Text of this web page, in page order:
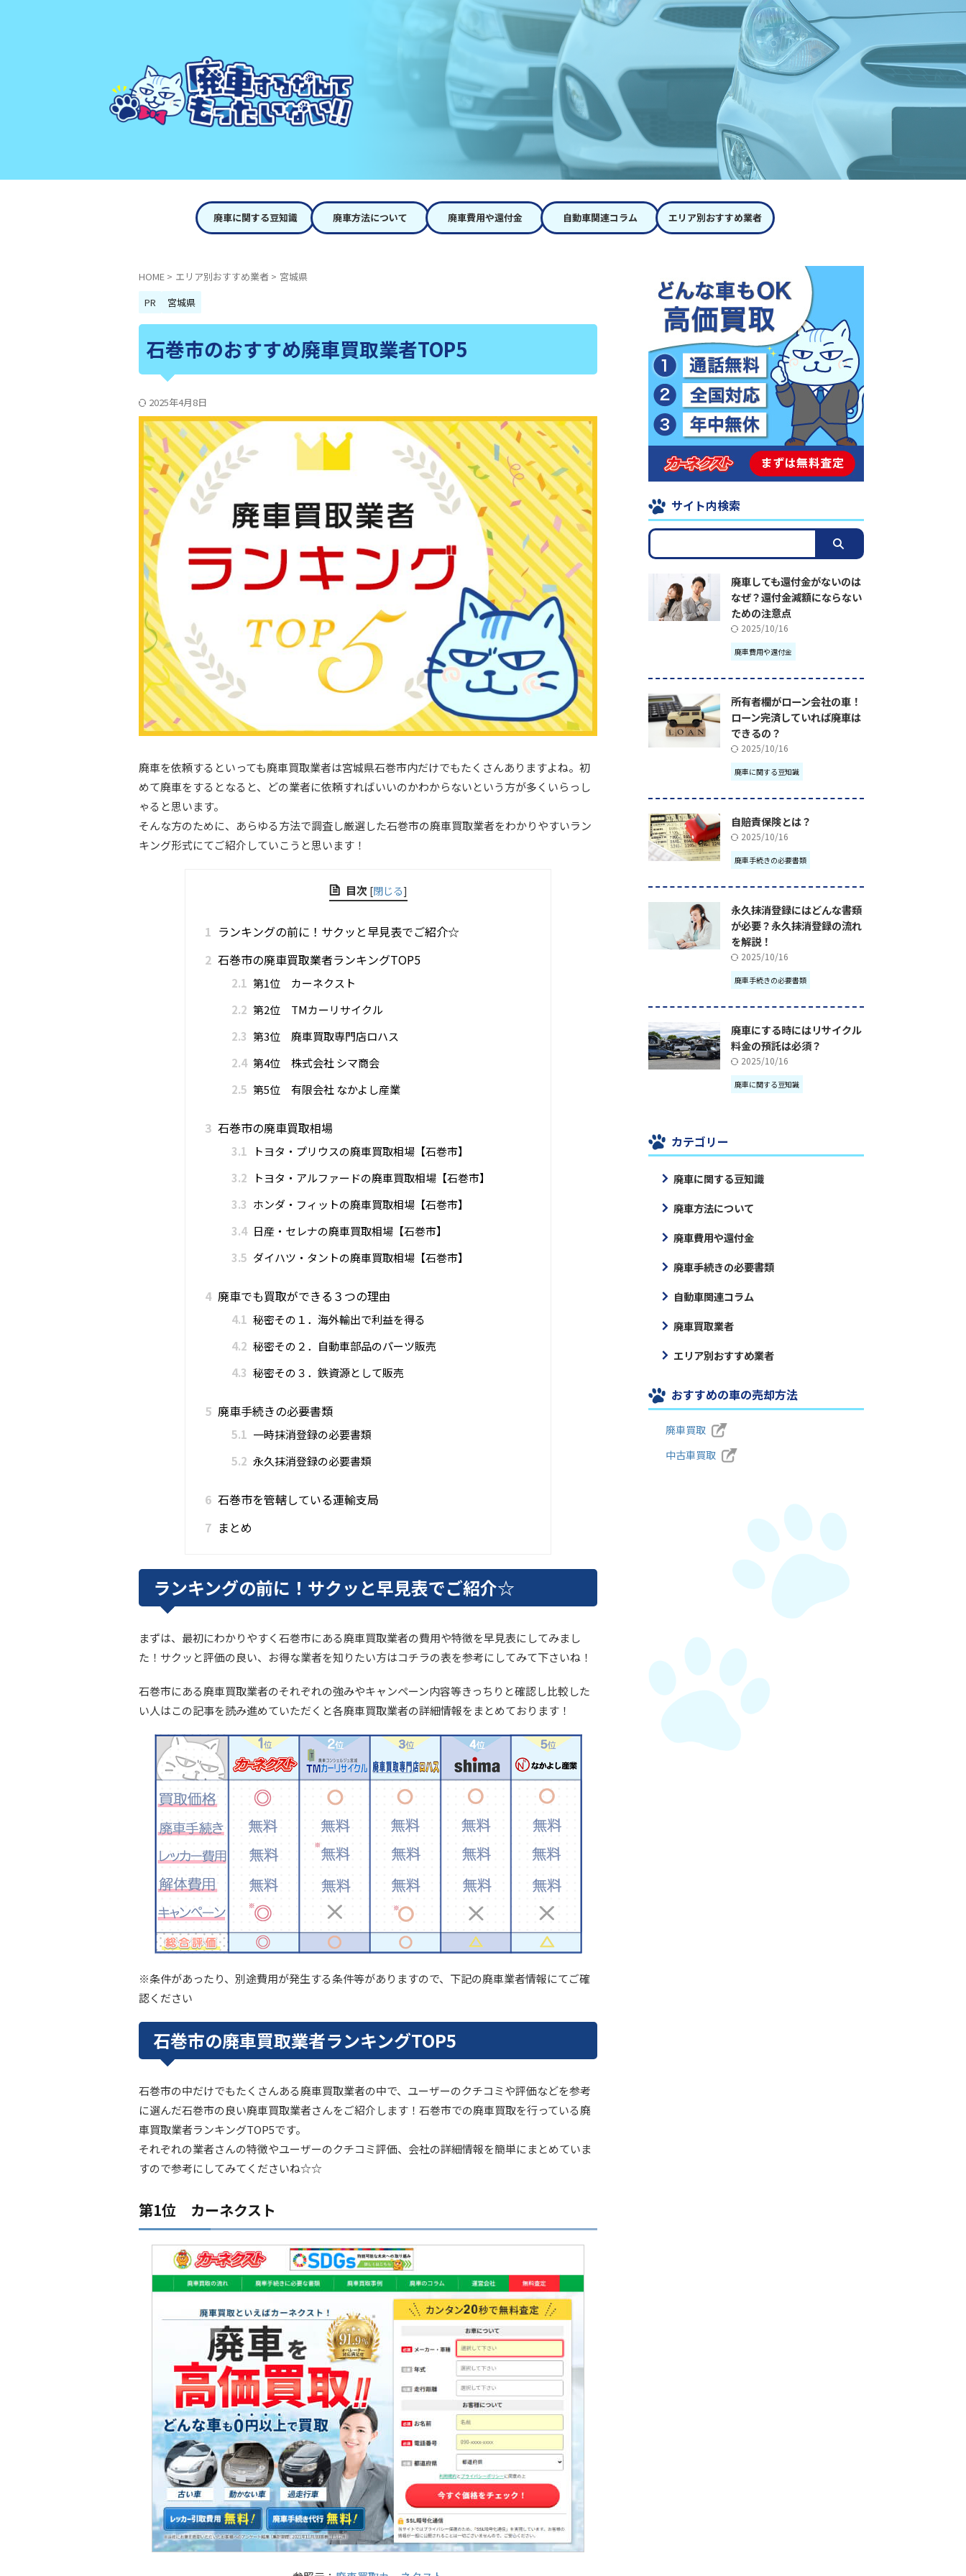
廃車に関する豆知識 廃車方法について 廃車費用や還付金 自動車関連コラム エリア別おすすめ業者
HOME > エリア別おすすめ業者 > 宮城県
PR
宮城県
石巻市のおすすめ廃車買取業者TOP5
2025年4月8日
廃車を依頼するといっても廃車買取業者は宮城県石巻市内だけでもたくさんありますよね。初
めて廃車をするとなると、どの業者に依頼すればいいのかわからないという方が多くいらっし
ゃると思います。
そんな方のために、あらゆる方法で調査し厳選した石巻市の廃車買取業者をわかりやすいラン
キング形式にてご紹介していこうと思います！
目次 [閉じる]
1 ランキングの前に！サクッと早見表でご紹介☆
2 石巻市の廃車買取業者ランキングTOP5
2.1 第1位 カーネクスト
2.2 第2位 TMカーリサイクル
2.3 第3位 廃車買取専門店ロハス
2.4 第4位 株式会社 シマ商会
2.5 第5位 有限会社 なかよし産業
3 石巻市の廃車買取相場
3.1
トヨタ・プリウスの廃車買取相場【石巻市】
3.2
トヨタ・アルファードの廃車買取相場【石巻市】
3.3 ホンダ・フィットの廃車買取相場【石巻市】
3.4 日産・セレナの廃車買取相場【石巻市】
3.5 ダイハツ・タントの廃車買取相場【石巻市】
4 廃車でも買取ができる３つの理由
4.1 秘密その１．海外輸出で利益を得る
4.2 秘密その２．自動車部品のパーツ販売
4.3 秘密その３．鉄資源として販売
5 廃車手続きの必要書類
5.1 一時抹消登録の必要書類
5.2 永久抹消登録の必要書類
6 石巻市を管轄している運輸支局
7 まとめ
ランキングの前に！サクッと早見表でご紹介☆
まずは、最初にわかりやすく石巻市にある廃車買取業者の費用や特徴を早見表にしてみまし
た！サクッと評価の良い、お得な業者を知りたい方はコチラの表を参考にしてみて下さいね！
石巻市にある廃車買取業者のそれぞれの強みやキャンペーン内容等きっちりと確認し比較した
い人はこの記事を読み進めていただくと各廃車買取業者の詳細情報をまとめております！
※条件があったり、別途費用が発生する条件等がありますので、下記の廃車業者情報にてご確
認ください
石巻市の廃車買取業者ランキングTOP5
石巻市の中だけでもたくさんある廃車買取業者の中で、ユーザーのクチコミや評価などを参考
に選んだ石巻市の良い廃車買取業者さんをご紹介します！石巻市での廃車買取を行っている廃
車買取業者ランキングTOP5です。
それぞれの業者さんの特徴やユーザーのクチコミ評価、会社の詳細情報を簡単にまとめていま
すので参考にしてみてくださいね☆☆
第1位 カーネクスト
サイト内検索
廃車しても還付金がないのは
なぜ？還付金減額にならない
ための注意点
2025/10/16
廃車費用や還付金
所有者欄がローン会社の車！
ローン完済していれば廃車は
できるの？
2025/10/16
廃車に関する豆知識
自賠責保険とは？
2025/10/16
廃車手続きの必要書類
永久抹消登録にはどんな書類
が必要？永久抹消登録の流れ
を解説！
2025/10/16
廃車手続きの必要書類
廃車にする時にはリサイクル
料金の預託は必須？
2025/10/16
廃車に関する豆知識
カテゴリー
廃車に関する豆知識
廃車方法について
廃車費用や還付金
廃車手続きの必要書類
自動車関連コラム
廃車買取業者
エリア別おすすめ業者
おすすめの車の売却方法
廃車買取
中古車買取